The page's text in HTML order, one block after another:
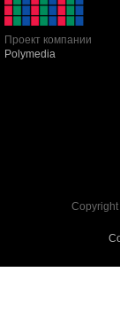
Проект компании
Polymedia